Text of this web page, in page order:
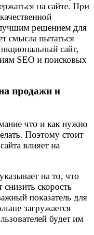
на сайте. При
решением для
смысла пытаться
сайт,
SEO и поисковых
продажи и
что и как нужно
Поэтому стоит
влияет на
на то, что
скорость
показатель для
загружается
будет им